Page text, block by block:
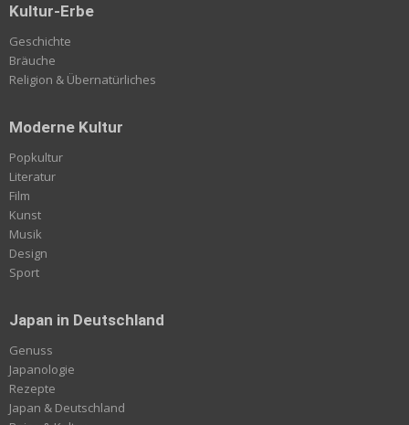
Kultur-Erbe
Geschichte
Bräuche
Religion & Übernatürliches
Moderne Kultur
Popkultur
Literatur
Film
Kunst
Musik
Design
Sport
Japan in Deutschland
Genuss
Japanologie
Rezepte
Japan & Deutschland